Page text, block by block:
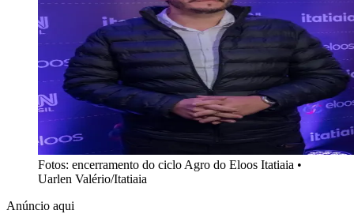
Fotos: encerramento do ciclo Agro do Eloos Itatiaia •
Uarlen Valério/Itatiaia
Anúncio aqui